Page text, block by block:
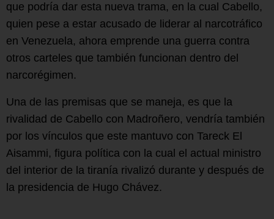
que podría dar esta nueva trama, en la cual Cabello,
quien pese a estar acusado de liderar al narcotráfico
en Venezuela, ahora emprende una guerra contra
otros carteles que también funcionan dentro del
narcorégimen.
Una de las premisas que se maneja, es que la
rivalidad de Cabello con Madroñero, vendría también
por los vínculos que este mantuvo con Tareck El
Aisammi, figura política con la cual el actual ministro
del interior de la tiranía rivalizó durante y después de
la presidencia de Hugo Chávez.